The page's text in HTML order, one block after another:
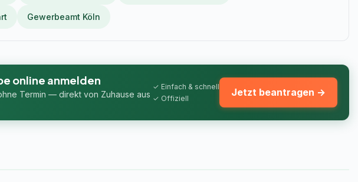
Gewerbeamt Köln
online anmelden
Termin — direkt von Zuhause aus
✓ Einfach & schnell
✓ Offiziell
Jetzt beantragen →